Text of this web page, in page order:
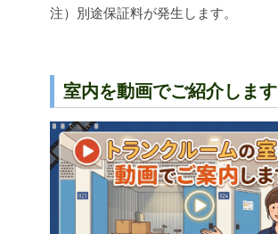
注）別途保証料が発生します。
室内を動画でご紹介します